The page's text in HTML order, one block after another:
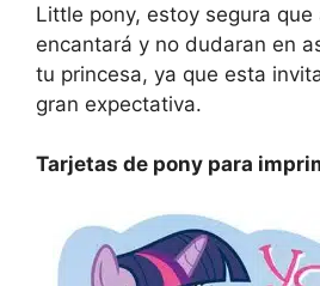
Little pony, estoy segura que
encantará y no dudaran en
tu princesa, ya que esta
gran expectativa.
Tarjetas de pony para